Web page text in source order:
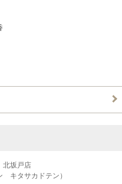
坂戸店
キタサカドテン）